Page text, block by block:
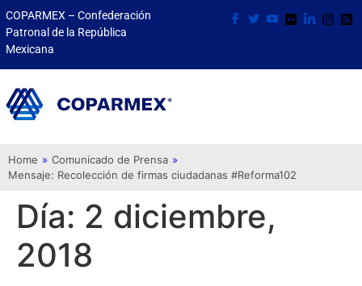
COPARMEX – Confederación
Patronal de la República
Mexicana
Home » Comunicado de Prensa »
Mensaje: Recolección de firmas ciudadanas #Reforma102
Día: 2 diciembre,
2018